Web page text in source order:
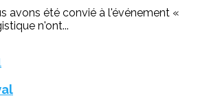
avons été convié à l'événement «
n'ont...